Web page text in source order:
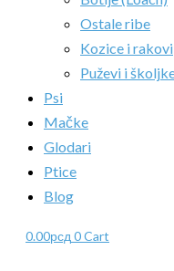
Ostale ribe
Kozice i rakovi
Puževi i
Psi
Mačke
Glodari
Ptice
Blog
0.00рсд 0Cart